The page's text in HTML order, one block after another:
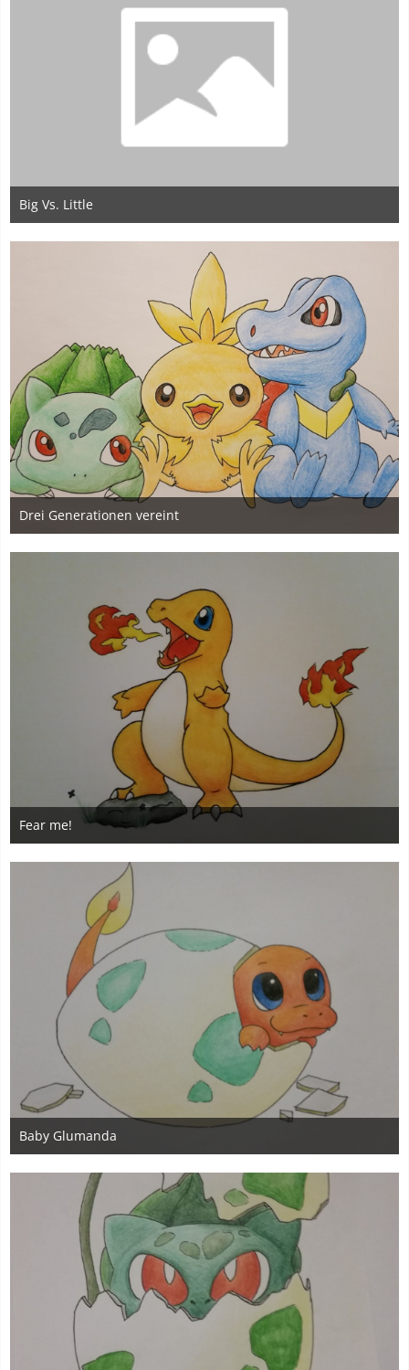
Big Vs. Little
22. Mai 2020
Drei Generationen vereint
27. November 2019
4
Fear me!
27. November 2019
2
Baby Glumanda
27. November 2019
2